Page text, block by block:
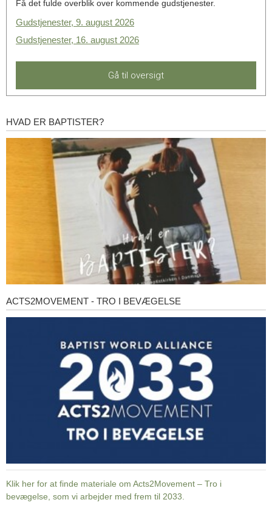
Få det fulde overblik over kommende gudstjenester.
Gudstjenester, 9. august 2026
Gudstjenester, 16. august 2026
Gå til oversigt
Hvad
HVAD ER BAPTISTER?
Acts2Movement
ACTS2MOVEMENT - TRO I BEVÆGELSE
Klik her for at finde materiale om Acts2Movement – Tro i
bevægelse, som vi arbejder med frem til 2033.